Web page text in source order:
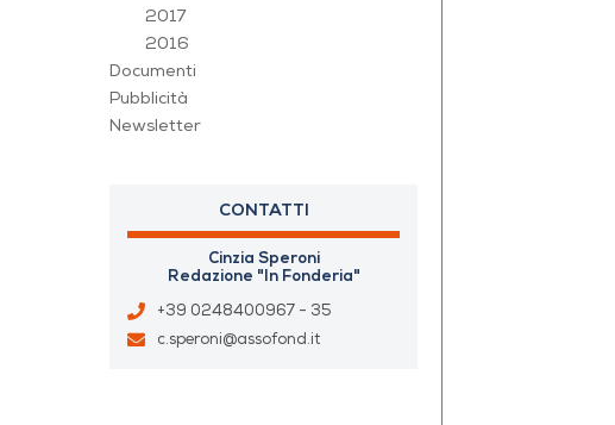
2017
2016
Documenti
Pubblicità
Newsletter
CONTATTI
Cinzia Speroni
Redazione "In Fonderia"
+39 0248400967 - 35
c.speroni@assofond.it